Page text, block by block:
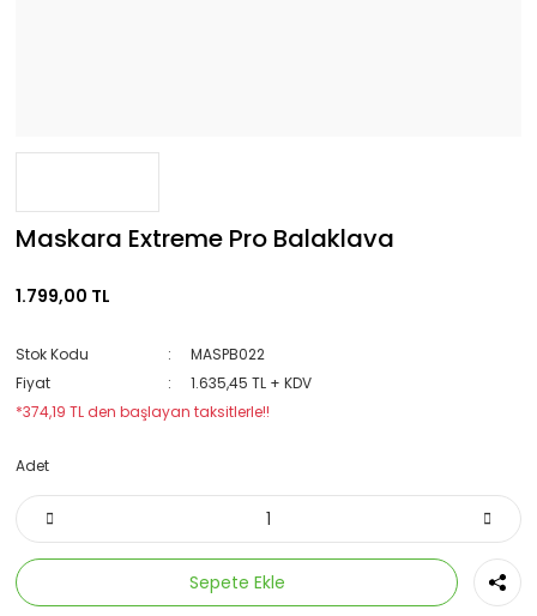
Maskara Extreme Pro Balaklava
1.799,00 TL
Stok Kodu
MASPB022
Fiyat
1.635,45 TL + KDV
*374,19 TL den başlayan taksitlerle!!
Adet
Sepete Ekle